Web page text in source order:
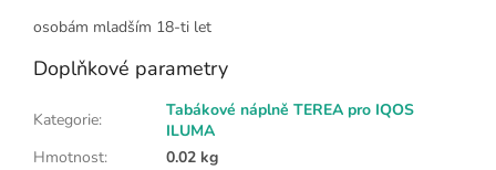
osobám mladším 18-ti let
Doplňkové parametry
Kategorie:
Tabákové náplně TEREA pro IQOS
ILUMA
Hmotnost:
0.02 kg